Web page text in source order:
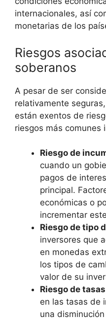
internacionales, ​así
monetarias ‍de los
Riesgos
soberanos
A pesar de ser
relativamente
están‍ exentos de
riesgos más comunes
Riesgo de
cuando un
pagos de
principal.
económicas o
incrementar
Riesgo de tipo
‌inversores que
en monedas
los​ tipos de
valor de su
Riesgo⁢ de
‍en ​las tasas de
una